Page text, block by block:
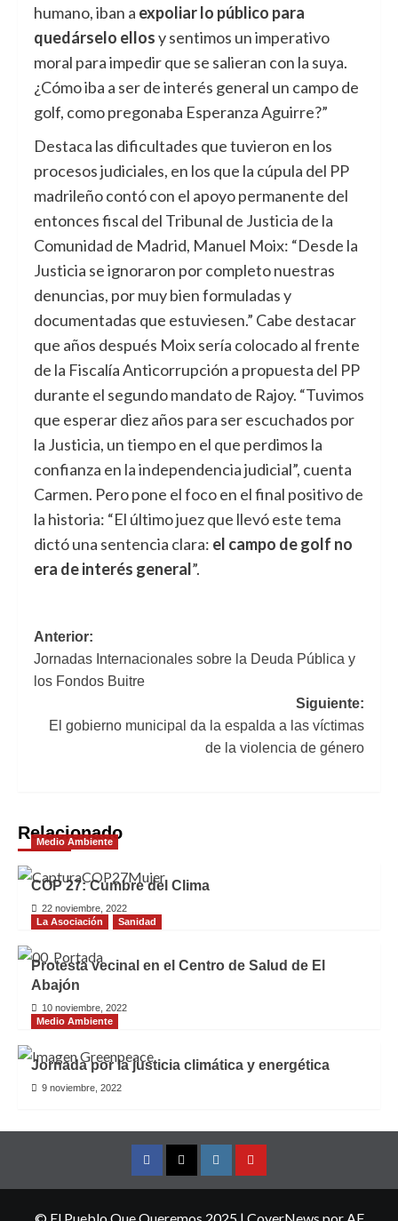
humano, iban a expoliar lo público para
quedárselo ellosy sentimos un imperativo
moral para impedir que se salieran con la suya.
¿Cómo iba a ser de interés general un campo de
golf, como pregonaba Esperanza Aguirre?”
Destaca las dificultades que tuvieron en los
procesos judiciales, en los que la cúpula del PP
madrileño contó con el apoyo permanente del
entonces fiscal del Tribunal de Justicia de la
Comunidad de Madrid, Manuel Moix: “Desde la
Justicia se ignoraron por completo nuestras
denuncias, por muy bien formuladas y
documentadas que estuviesen.” Cabe destacar
que años después Moix sería colocado al frente
de la Fiscalía Anticorrupción a propuesta del PP
durante el segundo mandato de Rajoy. “Tuvimos
que esperar diez años para ser escuchados por
la Justicia, un tiempo en el que perdimos la
confianza en la independencia judicial”, cuenta
Carmen. Pero pone el foco en el final positivo de
la historia: “El último juez que llevó este tema
dictó una sentencia clara: el campo de golf no
era de interés general”.
Navegación
de
Anterior:
Jornadas Internacionales sobre la Deuda Pública y
los Fondos Buitre
Siguiente:
El gobierno municipal da la espalda a las víctimas
de la violencia de género
Relacionado
Medio Ambiente
COP 27: Cumbre del Clima
22 noviembre, 2022
La Asociación
Sanidad
Protesta vecinal en el Centro de Salud de El
Abajón
10 noviembre, 2022
Medio Ambiente
Jornada por la justicia climática y energética
9 noviembre, 2022
FacebookTwitterInstagramYouTube